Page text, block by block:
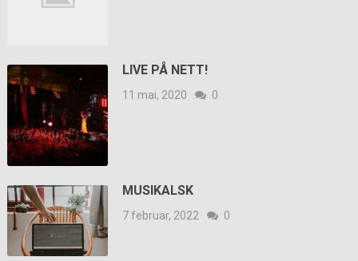
LIVE PÅ NETT!
11 mai, 2020 0
MUSIKALSK
7 februar, 2022 0